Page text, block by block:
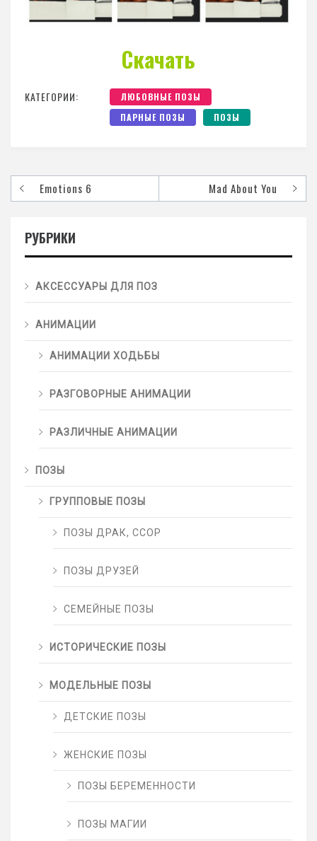
Скачать
КАТЕГОРИИ:
ЛЮБОВНЫЕ ПОЗЫ
ПАРНЫЕ ПОЗЫ
ПОЗЫ
Emotions 6 Mad About You
РУБРИКИ
АКСЕССУАРЫ ДЛЯ ПОЗ
АНИМАЦИИ
АНИМАЦИИ ХОДЬБЫ
РАЗГОВОРНЫЕ АНИМАЦИИ
РАЗЛИЧНЫЕ АНИМАЦИИ
ПОЗЫ
ГРУППОВЫЕ ПОЗЫ
ПОЗЫ ДРАК, ССОР
ПОЗЫ ДРУЗЕЙ
СЕМЕЙНЫЕ ПОЗЫ
ИСТОРИЧЕСКИЕ ПОЗЫ
МОДЕЛЬНЫЕ ПОЗЫ
ДЕТСКИЕ ПОЗЫ
ЖЕНСКИЕ ПОЗЫ
ПОЗЫ БЕРЕМЕННОСТИ
ПОЗЫ МАГИИ